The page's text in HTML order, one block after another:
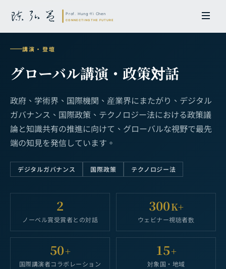
講演・登壇
グローバル講演・政策対話
政府、学術界、国際機関、産業界にまたがり、デジタル
ガバナンス、国際政策、テクノロジー法における政策議
論と知識共有の推進に向けて、グローバルな視野で最先
端の知見を発信しています。
デジタルガバナンス 国際政策 テクノロジー法
2
ノーベル賞受賞者との対話
300K+
ウェビナー視聴者数
50+
国際講演者コラボレーション
15+
対象国・地域